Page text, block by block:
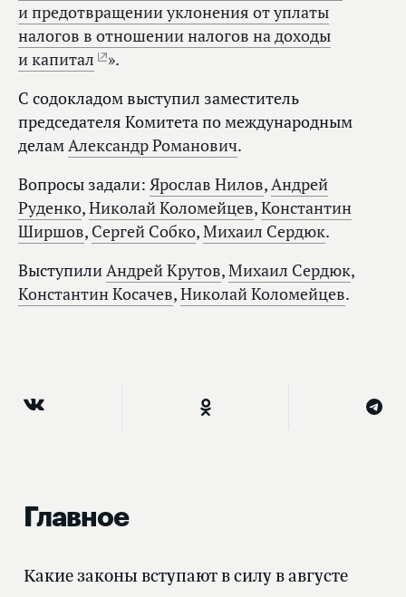
и предотвращении уклонения от уплаты
налогов в отношении налогов на доходы
и капитал
».
С содокладом выступил заместитель
председателя Комитета по международным
деламАлександр Романович.
Вопросы задали: Ярослав Нилов,Андрей
Руденко,Николай Коломейцев,Константин
Ширшов, Сергей Собко,Михаил Сердюк.
ВыступилиАндрей Крутов,Михаил Сердюк,
Константин Косачев,Николай Коломейцев.
Главное
Какие законы вступают в силу в августе